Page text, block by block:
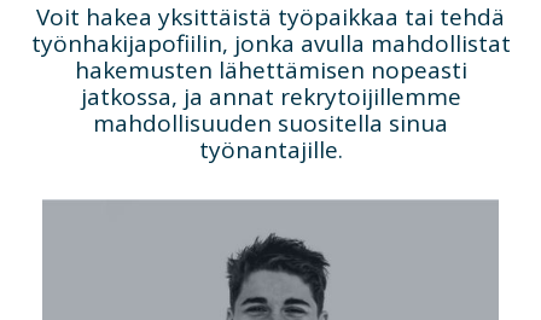
Voit hakea yksittäistä työpaikkaa tai tehdä
työnhakijapofiilin, jonka avulla mahdollistat
hakemusten lähettämisen nopeasti
jatkossa, ja annat rekrytoijillemme
mahdollisuuden suositella sinua
työnantajille.